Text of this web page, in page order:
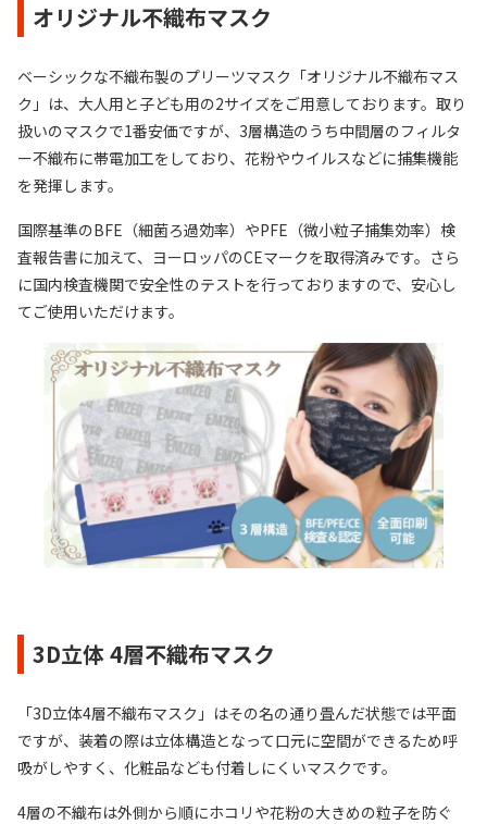
オリジナル不織布マスク
ベーシックな不織布製のプリーツマスク「オリジナル不織布マス
ク」は、大人用と子ども用の2サイズをご用意しております。取り
扱いのマスクで1番安価ですが、3層構造のうち中間層のフィルタ
ー不織布に帯電加工をしており、花粉やウイルスなどに捕集機能
を発揮します。
国際基準のBFE（細菌ろ過効率）やPFE（微小粒子捕集効率）検
査報告書に加えて、ヨーロッパのCEマークを取得済みです。さら
に国内検査機関で安全性のテストを行っておりますので、安心し
てご使用いただけます。
3D立体 4層不織布マスク
「3D立体4層不織布マスク」はその名の通り畳んだ状態では平面
ですが、装着の際は立体構造となって口元に空間ができるため呼
吸がしやすく、化粧品なども付着しにくいマスクです。
4層の不織布は外側から順にホコリや花粉の大きめの粒子を防ぐ